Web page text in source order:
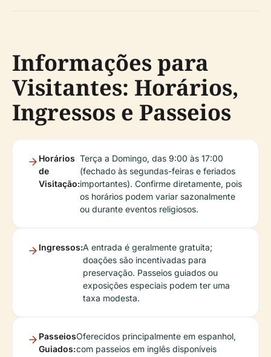
Informações para
Visitantes: Horários,
Ingressos e Passeios
Horários
de
Visitação:
Terça a Domingo, das 9:00 às 17:00
(fechado às segundas-feiras e feriados
importantes). Confirme diretamente, pois
os horários podem variar sazonalmente
ou durante eventos religiosos.
Ingressos:A entrada é geralmente gratuita;
doações são incentivadas para
preservação. Passeios guiados ou
exposições especiais podem ter uma
taxa modesta.
Passeios
Guiados:
Oferecidos principalmente em espanhol,
com passeios em inglês disponíveis